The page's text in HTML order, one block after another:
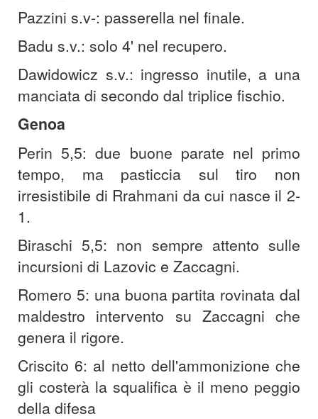
Pazzini s.v-: passerella nel finale.
Badu s.v.: solo 4' nel recupero.
Dawidowicz s.v.: ingresso inutile, a una
manciata di secondo dal triplice fischio.
Genoa
Perin 5,5: due buone parate nel primo
tempo, ma pasticcia sul tiro non
irresistibile di Rrahmani da cui nasce il 2-
1.
Biraschi 5,5: non sempre attento sulle
incursioni di Lazovic e Zaccagni.
Romero 5: una buona partita rovinata dal
maldestro intervento su Zaccagni che
genera il rigore.
Criscito 6: al netto dell'ammonizione che
gli costerà la squalifica è il meno peggio
della difesa